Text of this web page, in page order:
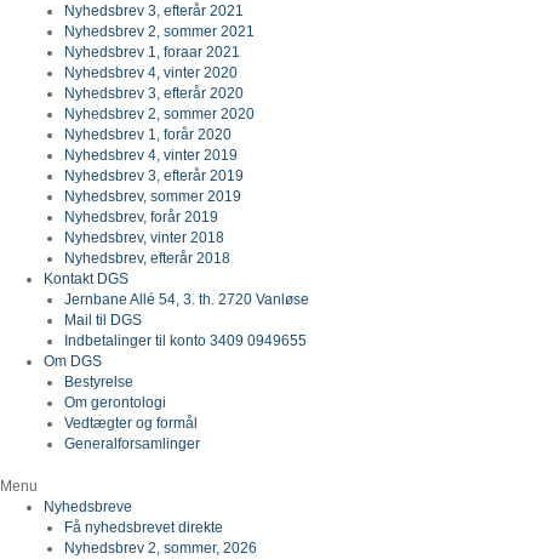
Nyhedsbrev 3, efterår 2021
Nyhedsbrev 2, sommer 2021
Nyhedsbrev 1, foraar 2021
Nyhedsbrev 4, vinter 2020
Nyhedsbrev 3, efterår 2020
Nyhedsbrev 2, sommer 2020
Nyhedsbrev 1, forår 2020
Nyhedsbrev 4, vinter 2019
Nyhedsbrev 3, efterår 2019
Nyhedsbrev, sommer 2019
Nyhedsbrev, forår 2019
Nyhedsbrev, vinter 2018
Nyhedsbrev, efterår 2018
Kontakt DGS
Jernbane Allé 54, 3. th. 2720 Vanløse
Mail til DGS
Indbetalinger til konto 3409 0949655
Om DGS
Bestyrelse
Om gerontologi
Vedtægter og formål
Generalforsamlinger
Menu
Nyhedsbreve
Få nyhedsbrevet direkte
Nyhedsbrev 2, sommer, 2026